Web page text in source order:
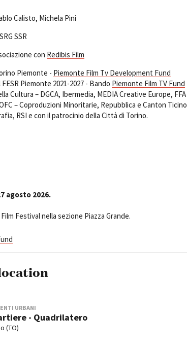
Calisto, Michela Pini
SSR
con Redibis Film
Piemonte - Piemonte Film Tv Development Fund
Piemonte 2021-2027 - Bando Piemonte Film TV Fund
Cultura – DGCA, Ibermedia, MEDIA Creative Europe, FFA
– Coproduzioni Minoritarie, Repubblica e Canton Ticino
RSI e con il patrocinio della Città di Torino.
agosto 2026.
Festival nella sezione Piazza Grande.
URBANI
- Quadrilatero
(TO)